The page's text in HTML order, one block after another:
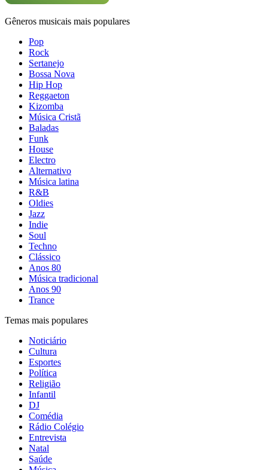
Gêneros musicais mais populares
Pop
Rock
Sertanejo
Bossa Nova
Hip Hop
Reggaeton
Kizomba
Música Cristã
Baladas
Funk
House
Electro
Alternativo
Música latina
R&B
Oldies
Jazz
Indie
Soul
Techno
Clássico
Anos 80
Música tradicional
Anos 90
Trance
Temas mais populares
Noticiário
Cultura
Esportes
Política
Religião
Infantil
DJ
Comédia
Rádio Colégio
Entrevista
Natal
Saúde